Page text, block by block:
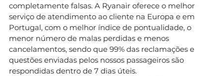
completamente falsas. A Ryanair oferece o melhor
serviço de atendimento ao cliente na Europa e em
Portugal, com o melhor índice de pontualidade, o
menor número de malas perdidas e menos
cancelamentos, sendo que 99% das reclamações e
questões enviadas pelos nossos passageiros são
respondidas dentro de 7 dias úteis.